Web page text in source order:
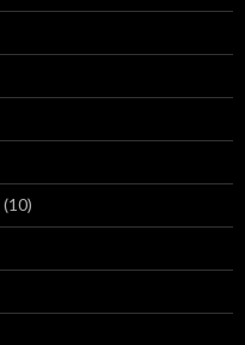
(10)